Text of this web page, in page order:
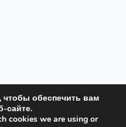
обеспечить вам
сайте.
cookies we are using or